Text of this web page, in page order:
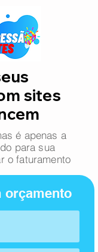
sites
é apenas a
para sua
o faturamento
orçamento